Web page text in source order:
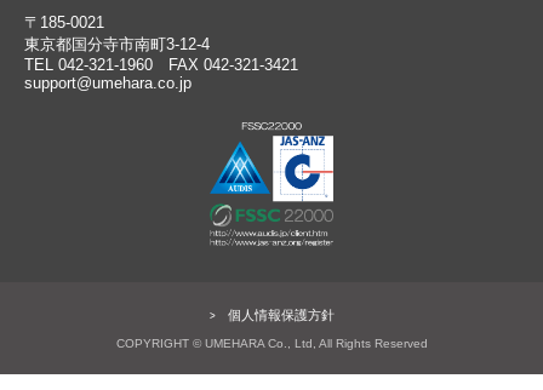
〒185-0021
東京都国分寺市南町3-12-4
TEL 042-321-1960 FAX 042-321-3421
support@umehara.co.jp
個人情報保護方針
COPYRIGHT © UMEHARA Co., Ltd, All Rights Reserved